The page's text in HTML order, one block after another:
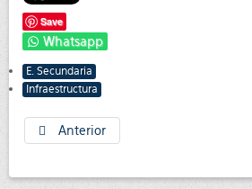
Save
Whatsapp
E. Secundaria
Infraestructura
Anterior